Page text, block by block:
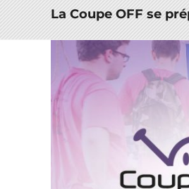
La Coupe OFF se
l'image
agrandie